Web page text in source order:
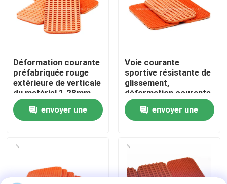
Visite de l'usine
Nous contacter
Nouvelles
Cas
Demander un devis
Déformation courante
préfabriquée rouge
extérieure de verticale
du matériel 1.28mm
de voie
envoyer une
Voie courante
sportive résistante de
glissement,
déformation courante
en caoutchouc de la
voie 1.28mmenvoyer une